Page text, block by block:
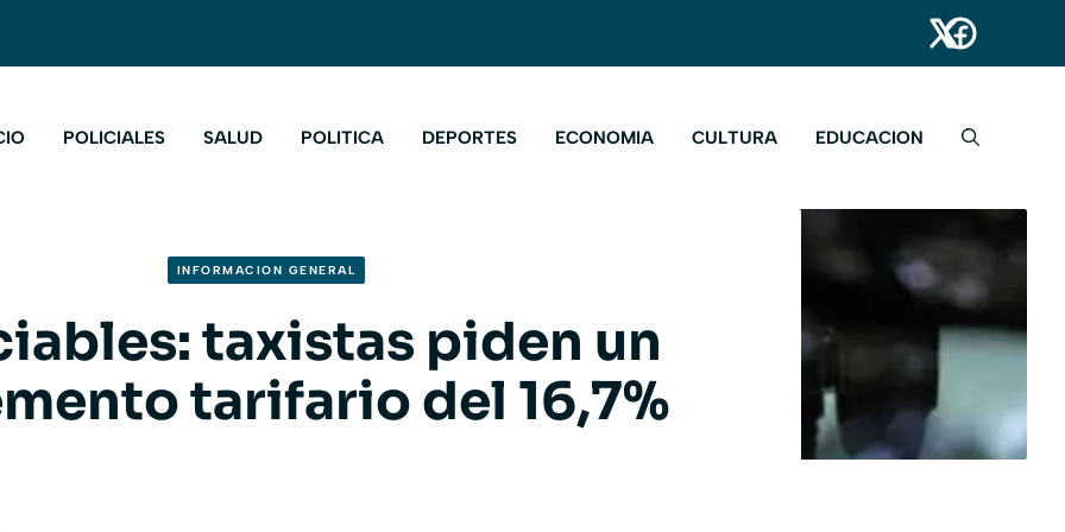
POLICIALES SALUD POLITICA DEPORTES ECONOMIA CULTURA EDUCACION
INFORMACION GENERAL
taxistas piden un
tarifario del 16,7%